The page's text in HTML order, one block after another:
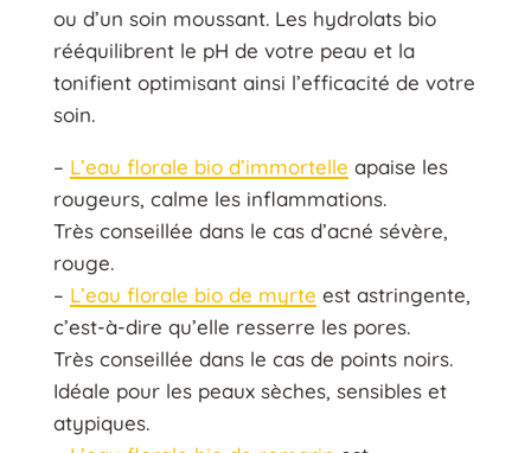
ou d’un soin moussant. Les hydrolats bio
rééquilibrent le pH de votre peau et la
tonifient optimisant ainsi l’efficacité de votre
soin.
– L’eau florale bio d’immortelle apaise les
rougeurs, calme les inflammations.
Très conseillée dans le cas d’acné sévère,
rouge.
– L’eau florale bio de myrte est astringente,
c’est-à-dire qu’elle resserre les pores.
Très conseillée dans le cas de points noirs.
Idéale pour les peaux sèches, sensibles et
atypiques.